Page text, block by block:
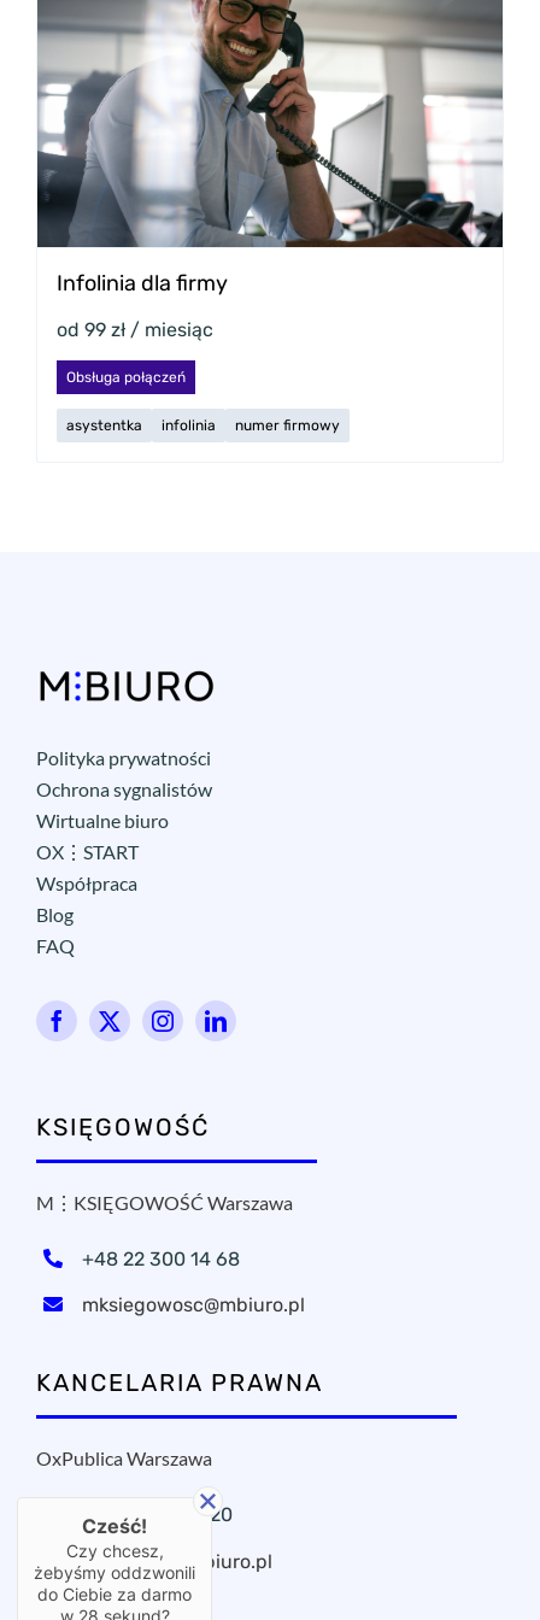
Infolinia dla firmy
od 99 zł / miesiąc
Obsługa połączeń
asystentka infolinia numer firmowy
Polityka prywatności
Ochrona sygnalistów
Wirtualne biuro
OX⋮START
Współpraca
Blog
FAQ
KSIĘGOWOŚĆ
M⋮KSIĘGOWOŚĆ Warszawa
+48 22 300 14 68
mksiegowosc@mbiuro.pl
KANCELARIA PRAWNA
OxPublica Warszawa
+48 22 295 11 20
oxpublica@mbiuro.pl
Cześć!
Czy chcesz,
żebyśmy oddzwonili
do Ciebie za darmo